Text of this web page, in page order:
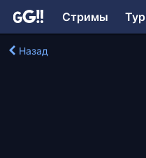
Стримы
Назад